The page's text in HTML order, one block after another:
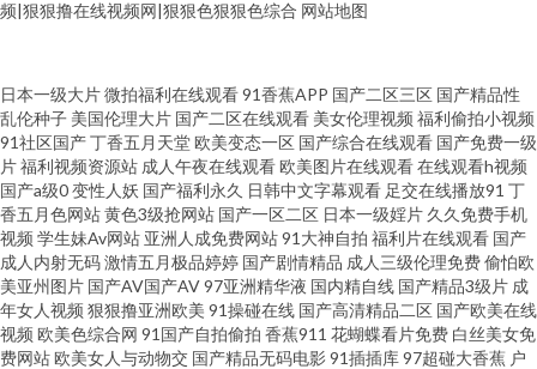
频|狠狠撸在线视频网|狠狠色狠狠色综合 网站地图
免费操少妇 国产一区二区久久 91白虎丝袜萝莉 成人av在线网站 97超碰资源
总站 91视频网站在线 国产另类老女人 欧美男女性生活 色宅男宅女91 成人不
卡一区在线 久久艹伊人 日韩中文字 av小电影导航 国产乱乱一区二区 亚洲三
级性爱 91熟女视领 青青草精品视频 亚洲人成看片网址 大香蕉五月天婷婷 精
品艹爱 韩国无码片 少妇伦精 91黑丝白丝 肏AV91 国产久久综合 久草免费福利
日本一级大片微拍福利在线观看91香蕉APP 国产二区三区 国产精品性
乱伦种子 美国伦理大片 国产二区在线观看 美女伦理视频 福利偷拍小视频
91社区国产丁香五月天堂欧美变态一区 国产综合在线观看 国产免费一级
片福利视频资源站 成人午夜在线观看欧美图片在线观看在线观看h视频
国产a级0变性人妖 国产福利永久 日韩中文字幕观看 足交在线播放91 丁
香五月色网站黄色3级抢网站 国产一区二区 日本一级婬片 久久免费手机
视频 学生妹Av网站 亚洲人成免费网站91大神自拍 福利片在线观看 国产
成人内射无码激情五月极品婷婷 国产剧情精品 成人三级伦理免费偷怕欧
美亚州图片 国产AV国产AV97亚洲精华液 国内精自线 国产精品3级片 成
年女人视频 狠狠撸亚洲欧美 91操碰在线 国产高清精品二区 国产欧美在线
视频 欧美色综合网 91国产自拍偷拍 香蕉911 花蝴蝶看片免费 白丝美女免
费网站欧美女人与动物交 国产精品无码电影91插插库97超碰大香蕉 户